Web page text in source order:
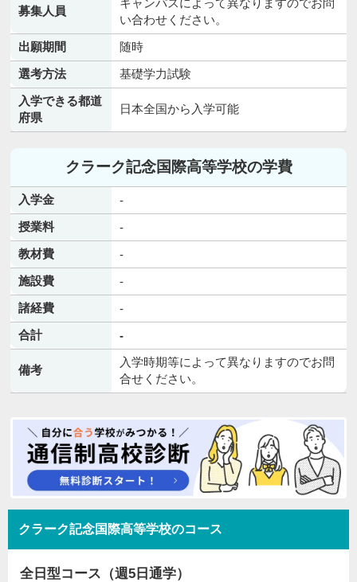
募集人員
キャンパスによって異なりますのでお問
い合わせください。
出願期間
随時
選考方法
基礎学力試験
入学できる都道
府県
日本全国から入学可能
クラーク記念国際高等学校の学費
入学金
-
授業料
-
教材費
-
施設費
-
諸経費
-
合計
-
備考
入学時期等によって異なりますのでお問
合せください。
クラーク記念国際高等学校のコース
全日型コース（週5日通学）